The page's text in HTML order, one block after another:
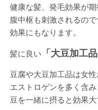
健康な髪、発毛効果が
腹中枢も刺激されるの
効果にもなります。
髪に良い 「大豆加工品
豆腐や大豆加工品は女
エストロゲンを多く含
豆を一緒に摂ると効果大